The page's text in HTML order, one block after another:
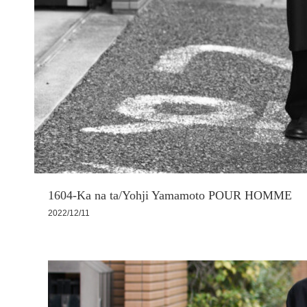
1604-Ka na ta/Yohji Yamamoto POUR HOMME
2022/12/11